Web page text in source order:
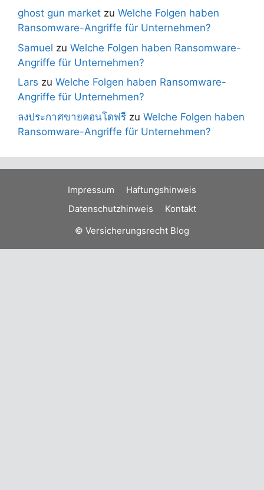
ghost gun market zu Welche Folgen haben
Ransomware-Angriffe für Unternehmen?
Samuel zu Welche Folgen haben Ransomware-
Angriffe für Unternehmen?
Lars zu Welche Folgen haben Ransomware-
Angriffe für Unternehmen?
ลงประกาศขายคอนโดฟรี zu Welche Folgen haben
Ransomware-Angriffe für Unternehmen?
Impressum
Haftungshinweis
Datenschutzhinweis
Kontakt
© Versicherungsrecht Blog